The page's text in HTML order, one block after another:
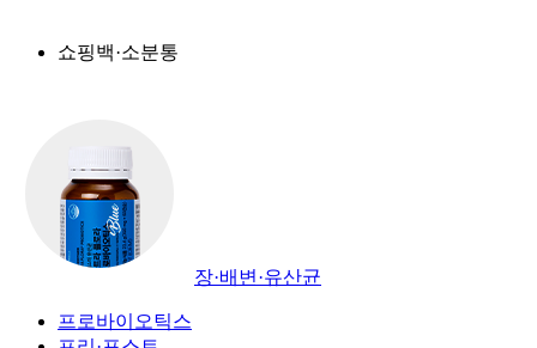
쇼핑백·소분통
장·배변·유산균
프로바이오틱스